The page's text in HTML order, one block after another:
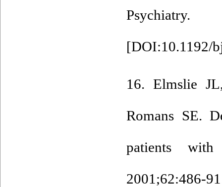
[DOI:10.1192/
16. Elmslie
Romans SE.
patients
2001;62:486-